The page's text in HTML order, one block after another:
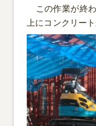
この作業が終
上にコンクリー